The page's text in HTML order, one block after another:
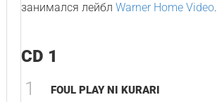
занимался лейбл Warner Home Video.
CD 1
1 FOUL PLAY NI KURARI